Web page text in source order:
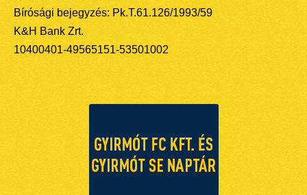
Bírósági bejegyzés: Pk.T.61.126/1993/59
K&H Bank Zrt.
10400401-49565151-53501002